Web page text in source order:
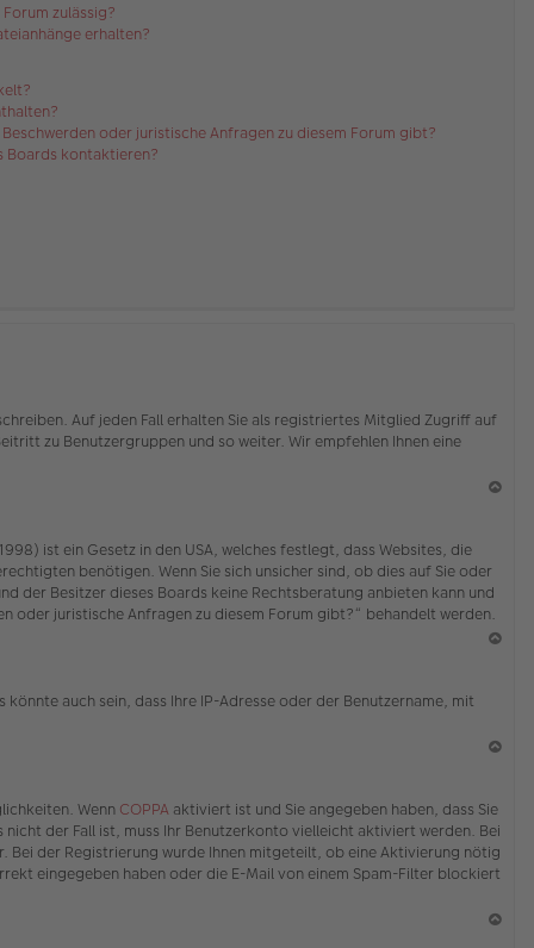
zulässig?
erhalten?
oder juristische Anfragen zu diesem Forum gibt?
Boards kontaktieren?
Auf jeden Fall erhalten Sie als registriertes Mitglied Zugriff auf
zu Benutzergruppen und so weiter. Wir empfehlen Ihnen eine
o
b
en
ist ein Gesetz in den USA, welches festlegt, dass Websites, die
benötigen. Wenn Sie sich unsicher sind, ob dies auf Sie oder
der Besitzer dieses Boards keine Rechtsberatung anbieten kann und
oder juristische Anfragen zu diesem Forum gibt?“ behandelt werden.
b
auch sein, dass Ihre IP-Adresse oder der Benutzername, mit
h
o
b
en
Wenn COPPA aktiviert ist und Sie angegeben haben, dass Sie
nicht der Fall ist, muss Ihr Benutzerkonto vielleicht aktiviert werden. Bei
Bei der Registrierung wurde Ihnen mitgeteilt, ob eine Aktivierung nötig
eingegeben haben oder die E-Mail von einem Spam-Filter blockiert